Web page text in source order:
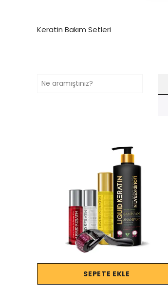
Keratin Bakım Setleri
SEPETE EKLE